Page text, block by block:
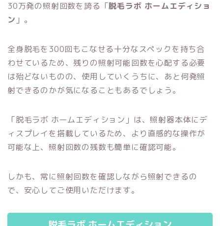
30万発の照射回数を誇る「脱毛ラボ ホームエディショ
ン 」。
全身脱毛を300回もこなせる十分なスペックを持ち合
わせているため、残りの照射可能回数を心配する必要
は殆どないものの、使用していくうちに、あと何発照
射できるのかが気になることもあるでしょう。
「脱毛ラボ ホームエディション」は、照射器本体にデ
ィスプレイを搭載しているため、より直感的な操作が
可能な上、照射回数の残数も簡単に確認可能。
しかも、常に照射回数を確認しながら照射できるの
で、安心してご使用いただけます。